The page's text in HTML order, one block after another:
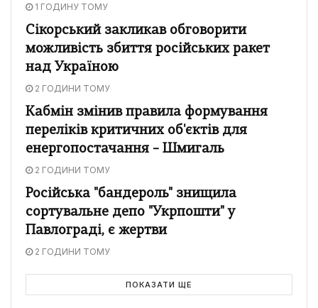
1 ГОДИНУ ТОМУ
Сікорський закликав обговорити
можливість збиття російських ракет
над Україною
2 ГОДИНИ ТОМУ
Кабмін змінив правила формування
переліків критичних об'єктів для
енергопостачання – Шмигаль
2 ГОДИНИ ТОМУ
Російська "бандероль" знищила
сортувальне депо "Укрпошти" у
Павлограді, є жертви
2 ГОДИНИ ТОМУ
ПОКАЗАТИ ЩЕ